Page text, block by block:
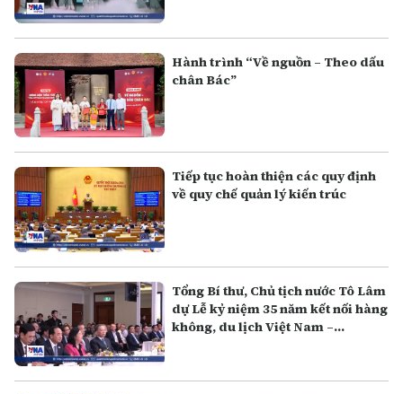
Hành trình “Về nguồn – Theo dấu
chân Bác”
Tiếp tục hoàn thiện các quy định
về quy chế quản lý kiến trúc
Tổng Bí thư, Chủ tịch nước Tô Lâm
dự Lễ kỷ niệm 35 năm kết nối hàng
không, du lịch Việt Nam –